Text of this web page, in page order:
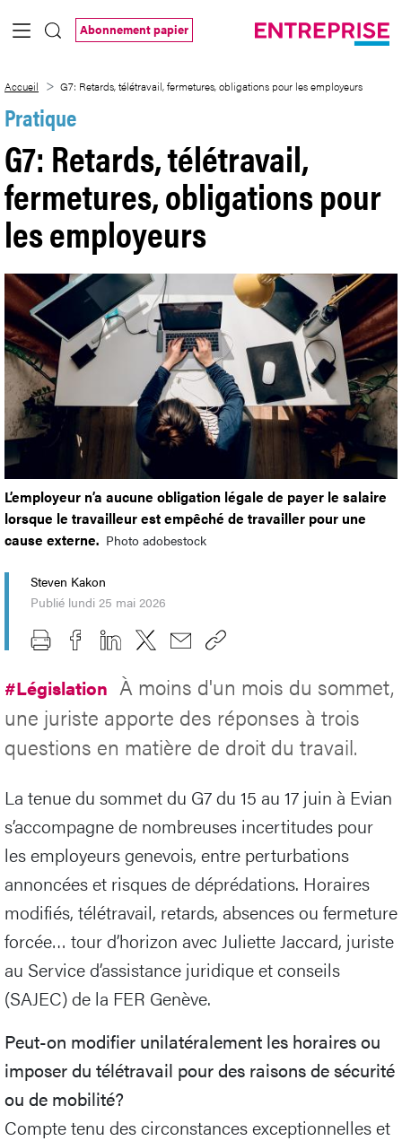
Saut au contenu principal
Abonnement papier
Accueil G7: Retards, télétravail, fermetures, obligations pour les employeurs
Pratique
G7: Retards, télétravail,
fermetures, obligations pour
les employeurs
L’employeur n’a aucune obligation légale de payer le salaire
lorsque le travailleur est empêché de travailler pour une
cause externe. Photo adobestock
Steven Kakon
Publié lundi 25 mai 2026
#Législation À moins d'un mois du sommet,
une juriste apporte des réponses à trois
questions en matière de droit du travail.
La tenue du sommet du G7 du 15 au 17 juin à Evian
s’accompagne de nombreuses incertitudes pour
les employeurs genevois, entre perturbations
annoncées et risques de déprédations. Horaires
modifiés, télétravail, retards, absences ou fermeture
forcée… tour d’horizon avec Juliette Jaccard, juriste
au Service d’assistance juridique et conseils
(SAJEC) de la FER Genève.
Peut-on modifier unilatéralement les horaires ou
imposer du télétravail pour des raisons de sécurité
ou de mobilité?
Compte tenu des circonstances exceptionnelles et